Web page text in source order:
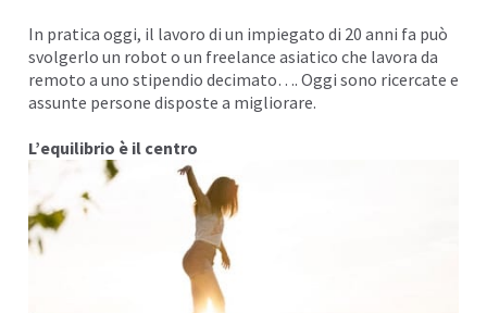
In pratica oggi, il lavoro di un impiegato di 20 anni fa può
svolgerlo un robot o un freelance asiatico che lavora da
remoto a uno stipendio decimato…. Oggi sono ricercate e
assunte persone disposte a migliorare.
L’equilibrio è il centro